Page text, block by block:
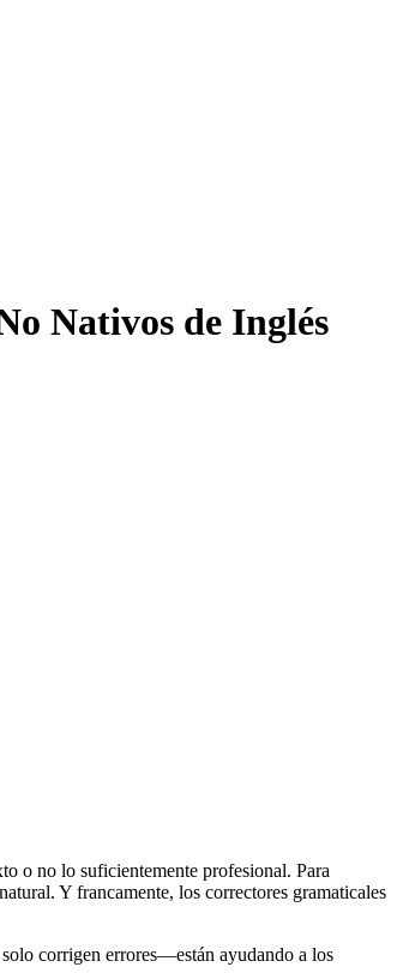
Nativos de Inglés
o no lo suficientemente profesional. Para
Y francamente, los correctores gramaticales
corrigen errores—están ayudando a los